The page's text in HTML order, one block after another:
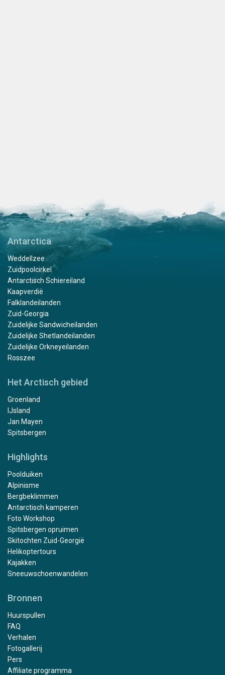
Antarctica
Weddellzee
Zuidpoolcirkel
Antarctisch Schiereiland
Kaapverdië
Falklandeilanden
Zuid-Georgia
Zuidelijke Sandwicheilanden
Zuidelijke Shetlandeilanden
Zuidelijke Orkneyeilanden
Rosszee
Het Arctisch gebied
Groenland
IJsland
Jan Mayen
Spitsbergen
Highlights
Poolduiken
Alpinisme
Bergbeklimmen
Antarctisch kamperen
Foto Workshop
Spitsbergen opruimen
Skitochten Zuid-Georgië
Helikoptertours
Kajakken
Sneeuwschoenwandelen
Bronnen
Huurspullen
FAQ
Verhalen
Fotogallerij
Pers
Affiliate programma